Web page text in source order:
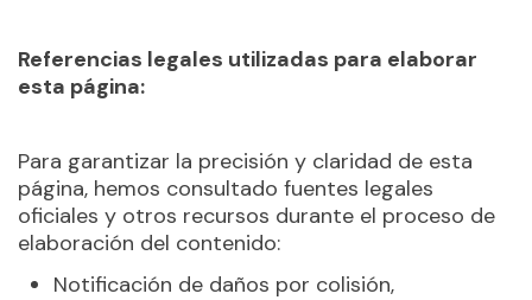
Referencias legales utilizadas para elaborar
esta página:
Para garantizar la precisión y claridad de esta
página, hemos consultado fuentes legales
oficiales y otros recursos durante el proceso de
elaboración del contenido:
Notificación de daños por colisión,